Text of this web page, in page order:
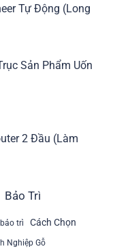
Tự Động (Long
Sản Phẩm Uốn
2 Đầu (Làm
Bảo Trì
trì
Cách Chọn
Nghiệp Gỗ